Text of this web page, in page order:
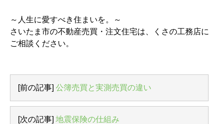
～人生に愛すべき住まいを。～
さいたま市の不動産売買・注文住宅は、くさの工務店に
ご相談ください。
[前の記事] 公簿売買と実測売買の違い
[次の記事] 地震保険の仕組み